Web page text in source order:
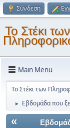
Σύνδεση
Το Στέκι των
Main Menu
Το Στέκι των
► Εβδομάδα που
«